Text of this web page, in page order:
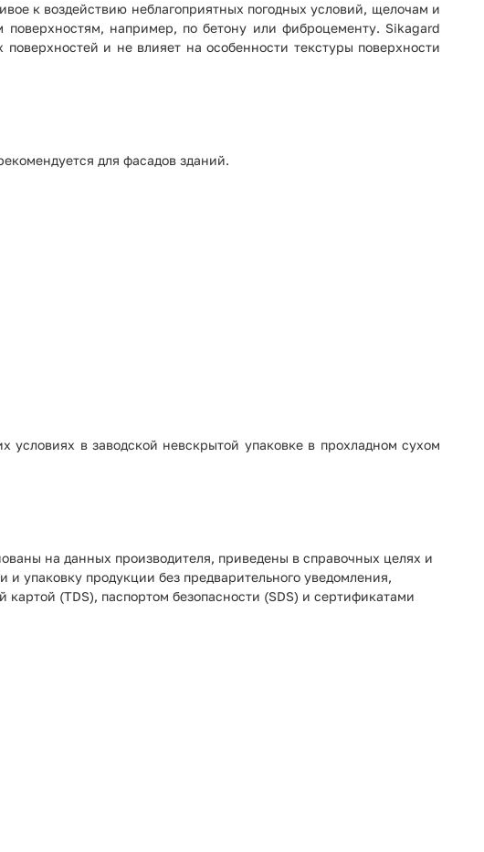
к воздействию неблагоприятных погодных условий, щелочам и
например, по бетону или фиброцементу. Sikagard
и не влияет на особенности текстуры поверхности
для фасадов зданий.
в заводской невскрытой упаковке в прохладном сухом
на данных производителя, приведены в справочных целях и
упаковку продукции без предварительного уведомления,
(TDS), паспортом безопасности (SDS) и сертификатами